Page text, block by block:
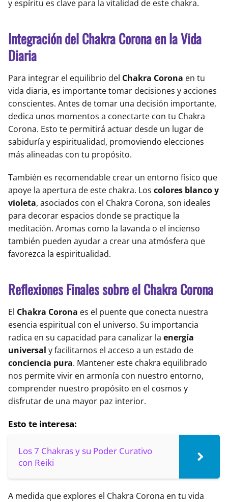
y espíritu es clave para la vitalidad de este chakra.
Integración del Chakra Corona en la Vida
Diaria
Para integrar el equilibrio del Chakra Corona en tu
vida diaria, es importante tomar decisiones y acciones
conscientes. Antes de tomar una decisión importante,
dedica unos momentos a conectarte con tu Chakra
Corona. Esto te permitirá actuar desde un lugar de
sabiduría y espiritualidad, promoviendo elecciones
más alineadas con tu propósito.
También es recomendable crear un entorno físico que
apoye la apertura de este chakra. Los colores blanco y
violeta, asociados con el Chakra Corona, son ideales
para decorar espacios donde se practique la
meditación. Aromas como la lavanda o el incienso
también pueden ayudar a crear una atmósfera que
favorezca la espiritualidad.
Reflexiones Finales sobre el Chakra Corona
El Chakra Corona es el puente que conecta nuestra
esencia espiritual con el universo. Su importancia
radica en su capacidad para canalizar la energía
universal y facilitarnos el acceso a un estado de
conciencia pura. Mantener este chakra equilibrado
nos permite vivir en armonía con nuestro entorno,
comprender nuestro propósito en el cosmos y
disfrutar de una mayor paz interior.
Esto te interesa:
Los 7 Chakras y su Poder Curativo
con Reiki
A medida que explores el Chakra Corona en tu vida